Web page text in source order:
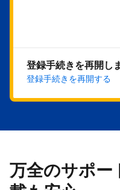
今す
登録手続きを再開し
登録手続きを再開する
万全のサポー